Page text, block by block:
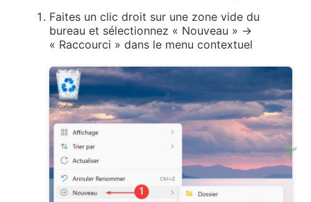
Faites un clic droit sur une zone vide du
bureau et sélectionnez « Nouveau » →
« Raccourci » dans le menu contextuel